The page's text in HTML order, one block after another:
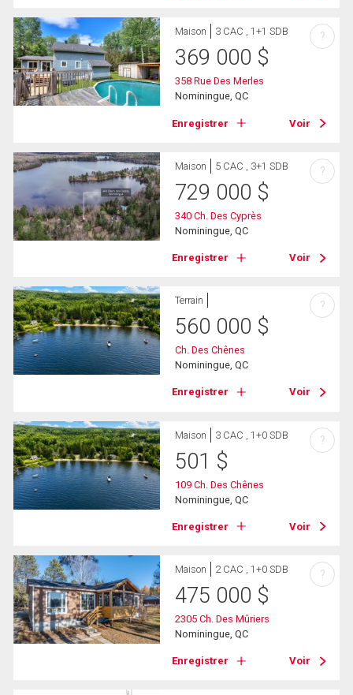
Maison 3 CAC , 1+1 SDB
369 000 $
358 Rue Des Merles
Nominingue, QC
Enregistrer Voir
?
Maison 5 CAC , 3+1 SDB
729 000 $
340 Ch. Des Cyprès
Nominingue, QC
Enregistrer Voir
?
Terrain
560 000 $
Ch. Des Chênes
Nominingue, QC
Enregistrer Voir
?
Maison 3 CAC , 1+0 SDB
501 $
109 Ch. Des Chênes
Nominingue, QC
Enregistrer Voir
?
Maison 2 CAC , 1+0 SDB
475 000 $
2305 Ch. Des Mûriers
Nominingue, QC
Enregistrer Voir
?